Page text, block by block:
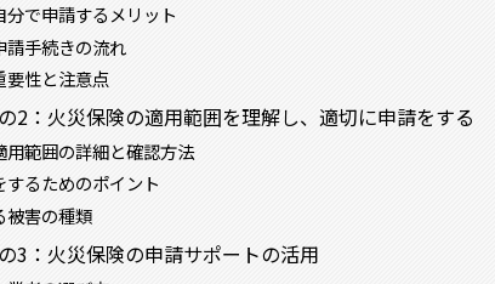
分で申請するメリット
請手続きの流れ
要性と注意点
2：火災保険の適用範囲を理解し、適切に申請をする
用範囲の詳細と確認方法
するためのポイント
被害の種類
3：火災保険の申請サポートの活用